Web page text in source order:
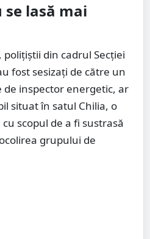
lasă mai
din cadrul Secției
fost sesizați de către un
inspector energetic, ar
situat în satul Chilia, o
scopul de a fi sustrasă
grupului de